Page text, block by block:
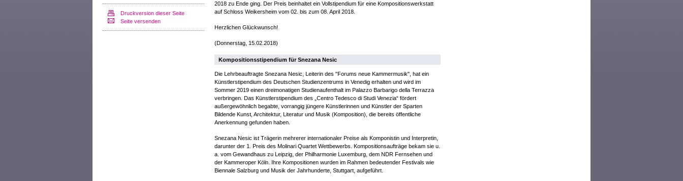
Druckversion dieser Seite
Seite versenden
2018 zu Ende ging. Der Preis beinhaltet ein Vollstipendium für eine Kompositionswerkstatt
auf Schloss Weikersheim vom 02. bis zum 08. April 2018.
Herzlichen Glückwunsch!
(Donnerstag, 15.02.2018)
Kompositionsstipendium für Snezana Nesic
Die Lehrbeauftragte Snezana Nesic, Leiterin des "Forums neue Kammermusik", hat ein
Künstlerstipendium des Deutschen Studienzentrums in Venedig erhalten und wird im
Sommer 2019 einen dreimonatigen Studienaufenthalt im Palazzo Barbarigo della Terrazza
verbringen. Das Künstlerstipendium des „Centro Tedesco di Studi Venezia“ fördert
außergewöhnlich begabte, vorrangig jüngere Künstlerinnen und Künstler der Sparten
Bildende Kunst, Architektur, Literatur und Musik (Komposition), die bereits öffentliche
Anerkennung gefunden haben.
Snezana Nesic ist Trägerin mehrerer internationaler Preise als Komponistin und Interpretin,
darunter der 1. Preis des Molinari Quartet Wettbewerbs. Kompositionsaufträge bekam sie u.
a. vom Gewandhaus zu Leipzig, der Philharmonie Luxemburg, dem NDR Fernsehen und
der Kammeroper Köln. Ihre Kompositionen wurden im Rahmen bedeutender Festivals wie
Biennale Salzburg und Musik der Jahrhunderte, Stuttgart, aufgeführt.